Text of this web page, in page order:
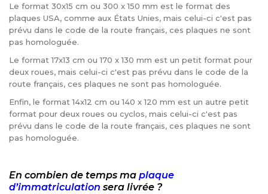
Le format 30x15 cm ou 300 x 150 mm est le format des
plaques USA, comme aux États Unies, mais celui-ci c'est pas
prévu dans le code de la route français, ces plaques ne sont
pas homologuée.
Le format 17x13 cm ou 170 x 130 mm est un petit format pour
deux roues, mais celui-ci c'est pas prévu dans le code de la
route français, ces plaques ne sont pas homologuée.
Enfin, le format 14x12 cm ou 140 x 120 mm est un autre petit
format pour deux roues ou cyclos, mais celui-ci c'est pas
prévu dans le code de la route français, ces plaques ne sont
pas homologuée.
En combien de temps ma plaque
d’immatriculation sera livrée ?